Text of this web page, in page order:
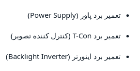
تعمیر برد پاور (Power Supply)
تعمیر برد T-Con (کنترل کننده تصویر)
تعمیر برد اینورتر (Backlight Inverter)